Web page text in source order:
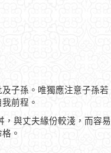
子孫。唯獨應注意子孫若
前程。
，與丈夫緣份較淺，而容易
。